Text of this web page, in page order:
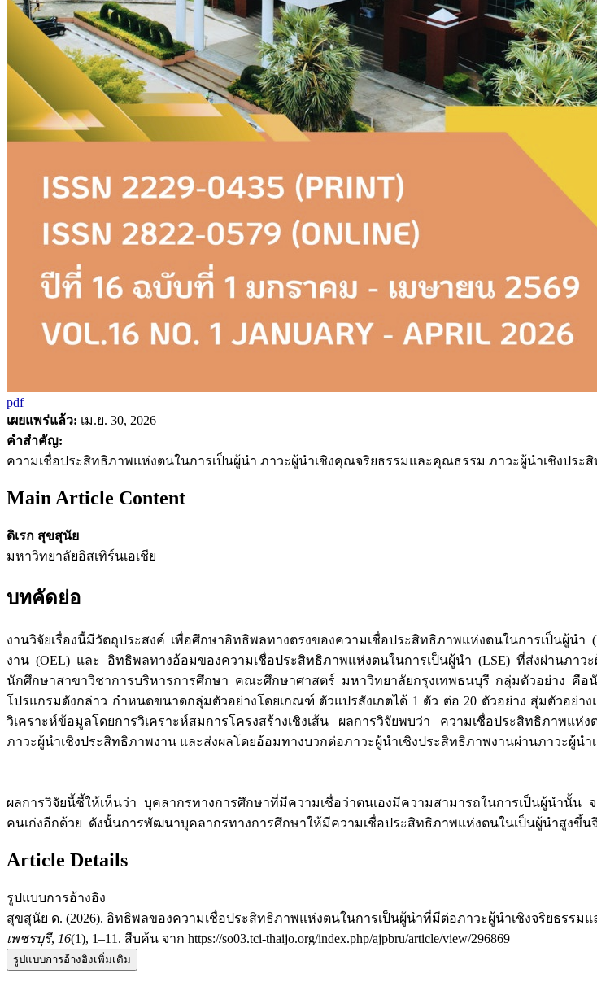
pdf
เผยแพร่แล้ว: เม.ย. 30, 2026
คำสำคัญ:
ความเชื่อประสิทธิภาพแห่งตนในการเป็นผู้นำ ภาวะผู้นำเชิงคุณจริยธรรมและคุณธรรม ภาวะผู้นำเชิงประ
Main Article Content
ดิเรก สุขสุนัย
มหาวิทยาลัยอิสเทิร์นเอเชีย
บทคัดย่อ
งานวิจัยเรื่องนี้มีวัตถุประสงค์ เพื่อศึกษาอิทธิพลทางตรงของความเชื่อประสิทธิภาพแห่งตนในการเป็นผู้น
งาน (OEL) และ อิทธิพลทางอ้อมของความเชื่อประสิทธิภาพแห่งตนในการเป็นผู้นำ (LSE) ที่ส่งผ่านภา
นักศึกษาสาขาวิชาการบริหารการศึกษา คณะศึกษาศาสตร์ มหาวิทยาลัยกรุงเทพธนบุรี กลุ่มตัวอย่าง คื
โปรแกรมดังกล่าว กำหนดขนาดกลุ่มตัวอย่างโดยเกณฑ์ ตัวแปรสังเกตได้ 1 ตัว ต่อ 20 ตัวอย่าง สุ่มตัวอย่
วิเคราะห์ข้อมูลโดยการวิเคราะห์สมการโครงสร้างเชิงเส้น ผลการวิจัยพบว่า ความเชื่อประสิทธิภาพแ
ภาวะผู้นำเชิงประสิทธิภาพงาน และส่งผลโดยอ้อมทางบวกต่อภาวะผู้นำเชิงประสิทธิภาพงานผ่านภาวะผู้น
ผลการวิจัยนี้ชี้ให้เห็นว่า บุคลากรทางการศึกษาที่มีความเชื่อว่าตนเองมีความสามารถในการเป็นผู้นำนั้น
คนเก่งอีกด้วย ดังนั้นการพัฒนาบุคลากรทางการศึกษาให้มีความเชื่อประสิทธิภาพแห่งตนในเป็นผู้นำสูงขึ้น
Article Details
รูปแบบการอ้างอิง
สุขสุนัย ด. (2026). อิทธิพลของความเชื่อประสิทธิภาพแห่งตนในการเป็นผู้นำที่มีต่อภาวะผู้นำเชิงจริยธรรม
เพชรบุรี, 16(1), 1–11. สืบค้น จาก https://so03.tci-thaijo.org/index.php/ajpbru/article/view/296869
รูปแบบการอ้างอิงเพิ่มเติม